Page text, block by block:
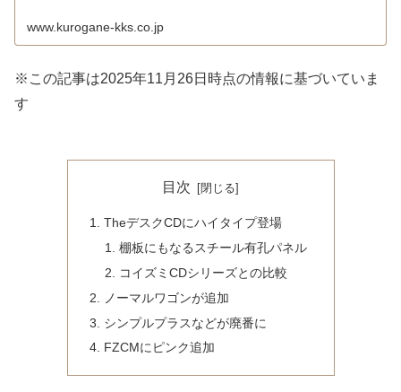
www.kurogane-kks.co.jp
※この記事は2025年11月26日時点の情報に基づいていま
す
目次
TheデスクCDにハイタイプ登場
棚板にもなるスチール有孔パネル
コイズミCDシリーズとの比較
ノーマルワゴンが追加
シンプルプラスなどが廃番に
FZCMにピンク追加